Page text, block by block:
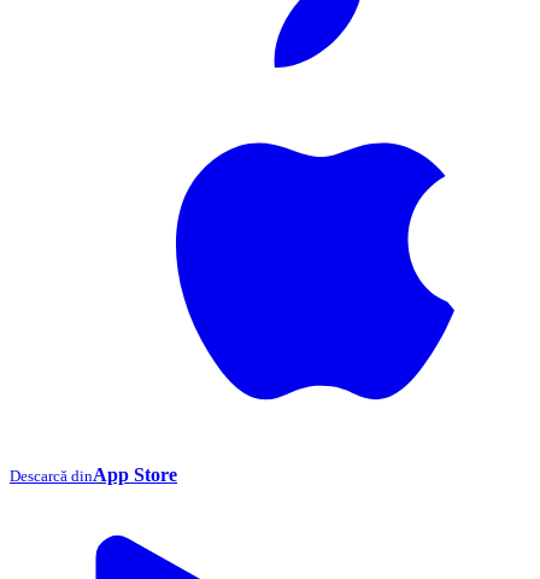
Descarcă dinApp Store